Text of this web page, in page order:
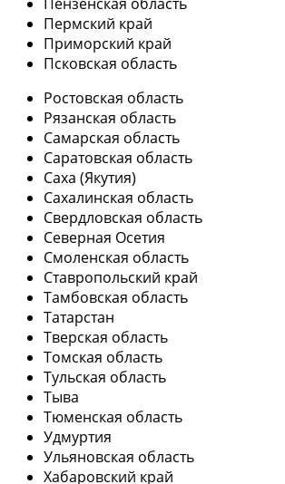
Пензенская область
Пермский край
Приморский край
Псковская область
Ростовская область
Рязанская область
Самарская область
Саратовская область
Саха (Якутия)
Сахалинская область
Свердловская область
Северная Осетия
Смоленская область
Ставропольский край
Тамбовская область
Татарстан
Тверская область
Томская область
Тульская область
Тыва
Тюменская область
Удмуртия
Ульяновская область
Хабаровский край